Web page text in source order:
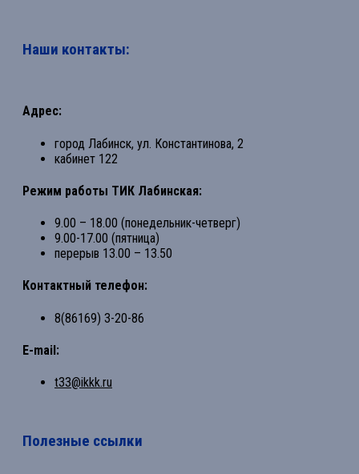
Наши контакты:
Адрес:
город Лабинск, ул. Константинова, 2
кабинет 122
Режим работы ТИК Лабинская:
9.00 – 18.00 (понедельник-четверг)
9.00-17.00 (пятница)
перерыв 13.00 – 13.50
Контактный телефон:
8(86169) 3-20-86
E-mail:
t33@ikkk.ru
Полезные ссылки